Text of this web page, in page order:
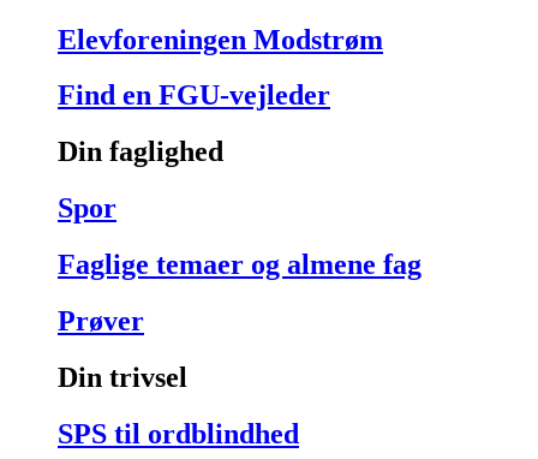
Elevforeningen Modstrøm
Find en FGU-vejleder
Din faglighed
Spor
Faglige temaer og almene fag
Prøver
Din trivsel
SPS til ordblindhed